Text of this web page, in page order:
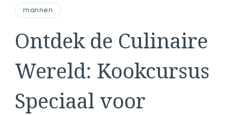
mannen
Ontdek de Culinaire
Wereld: Kookcursus
Speciaal voor